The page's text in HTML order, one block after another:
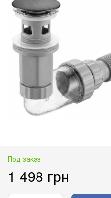
Под заказ
1 498 грн